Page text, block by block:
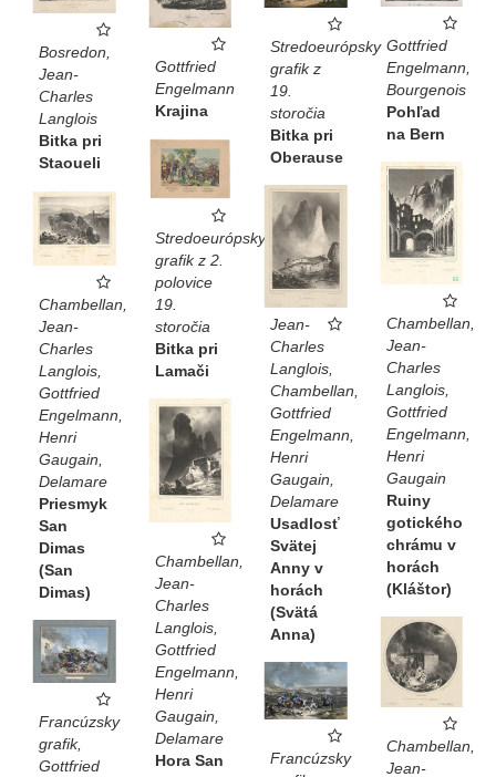
Bosredon,
Jean-
Charles
Langlois
Bitka pri
Staoueli
Gottfried
Engelmann
Krajina
Stredoeurópsky
grafik z
19.
storočia
Bitka pri
Oberause
Gottfried
Engelmann,
Bourgenois
Pohľad
na Bern
Stredoeurópsky
grafik z 2.
polovice
19.
storočia
Bitka pri
Lamači
Chambellan,
Jean-
Charles
Langlois,
Gottfried
Engelmann,
Henri
Gaugain
Ruiny
gotického
chrámu v
horách
(Kláštor)
Jean-
Charles
Langlois,
Chambellan,
Gottfried
Engelmann,
Henri
Gaugain,
Delamare
Usadlosť
Svätej
Anny v
horách
(Svätá
Anna)
Chambellan,
Jean-
Charles
Langlois,
Gottfried
Engelmann,
Henri
Gaugain,
Delamare
Priesmyk
San
Dimas
(San
Dimas)
Chambellan,
Jean-
Charles
Langlois,
Gottfried
Engelmann,
Henri
Gaugain,
Delamare
Hora San
Chambellan,
Jean-
Francúzsky
grafik,
Gottfried
Francúzsky